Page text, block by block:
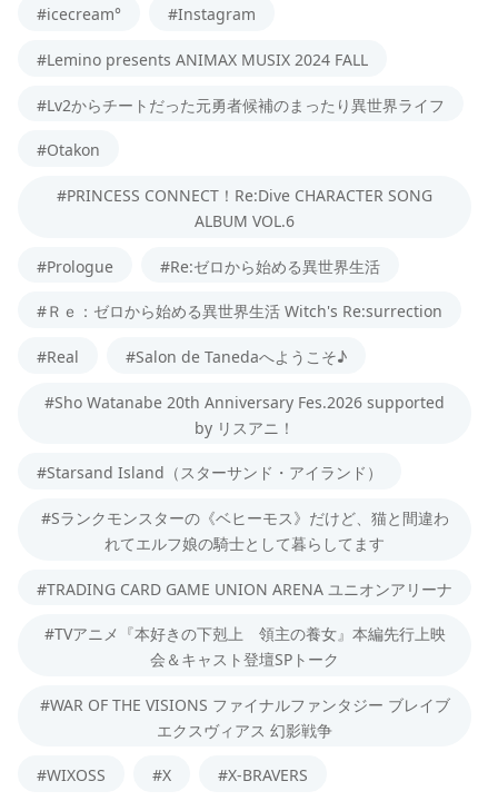
#icecream° #Instagram
#Lemino presents ANIMAX MUSIX 2024 FALL
#Lv2からチートだった元勇者候補のまったり異世界ライフ
#Otakon
#PRINCESS CONNECT！Re:Dive CHARACTER SONG
ALBUM VOL.6
#Prologue #Re:ゼロから始める異世界生活
#Ｒｅ：ゼロから始める異世界生活 Witch's Re:surrection
#Real #Salon de Tanedaへようこそ♪
#Sho Watanabe 20th Anniversary Fes.2026 supported
by リスアニ！
#Starsand Island（スターサンド・アイランド）
#Sランクモンスターの《ベヒーモス》だけど、猫と間違わ
れてエルフ娘の騎士として暮らしてます
#TRADING CARD GAME UNION ARENA ユニオンアリーナ
#TVアニメ『本好きの下剋上 領主の養女』本編先行上映
会＆キャスト登壇SPトーク
#WAR OF THE VISIONS ファイナルファンタジー ブレイブ
エクスヴィアス 幻影戦争
#WIXOSS #X #X-BRAVERS